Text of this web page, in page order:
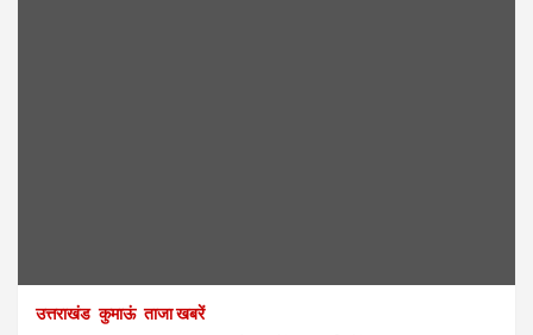
उत्तराखंड कुमाऊं ताजा खबरें